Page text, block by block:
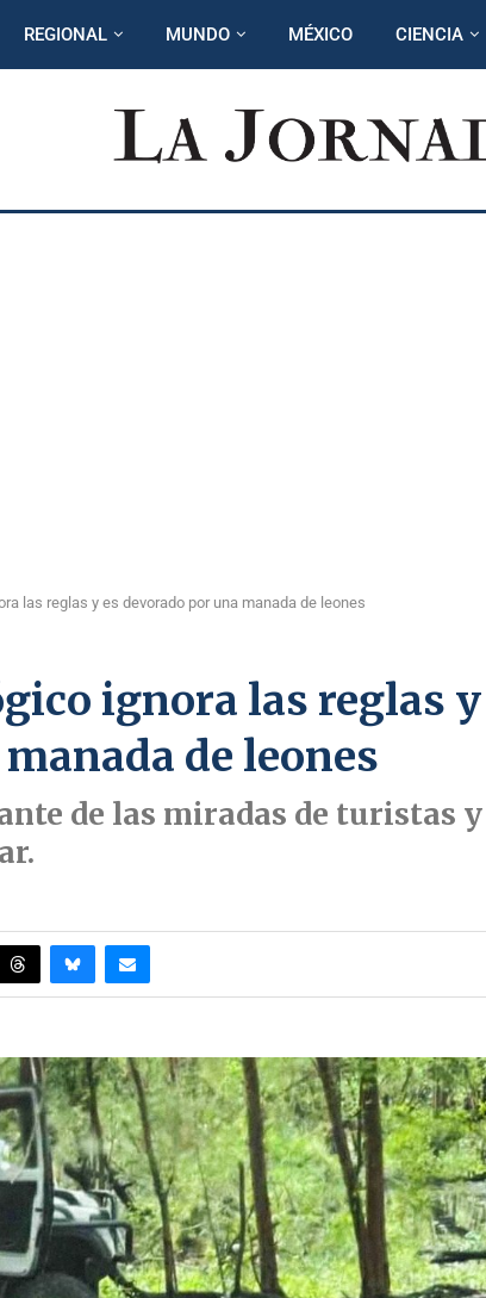
REGIONAL MUNDO MÉXICO CIENCIA
las reglas y es devorado por una manada de leones
ignora las reglas y
de leones
de las miradas de turistas y